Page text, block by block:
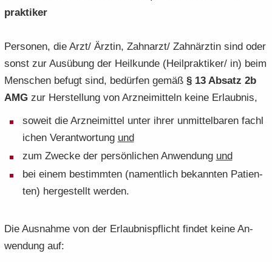
prak­ti­ker
Per­so­nen, die Arzt/ Ärz­tin, Zahn­arzt/ Zahn­ärz­tin sind oder
sonst zur Aus­übung der Heil­kun­de (Heil­prak­ti­ker/ in) beim
Men­schen be­fugt sind, be­dür­fen gemäß § 13 Ab­satz 2b
AMG zur Her­stel­lung von Arz­nei­mit­teln keine Er­laub­nis,
so­weit die Arz­nei­mit­tel unter ihrer un­mit­tel­ba­ren fach­l
i­chen Ver­ant­wor­tung und
zum Zwe­cke der per­sön­li­chen An­wen­dung und
bei einem be­stimm­ten (na­ment­lich be­kann­ten Pa­ti­en­
ten) her­ge­stellt wer­den.
Die Aus­nah­me von der Er­laub­nis­pflicht fin­det keine An­
wen­dung auf: